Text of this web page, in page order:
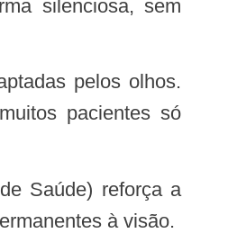
pacientes só
à visão.